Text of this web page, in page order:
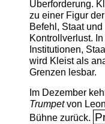
Überforderung.
zu einer Figur
Befehl, Staat
Kontrollverlust.
Institutionen,
wird Kleist als
Grenzen lesbar.
Im Dezember
Trumpetvon
Bühne zurück.